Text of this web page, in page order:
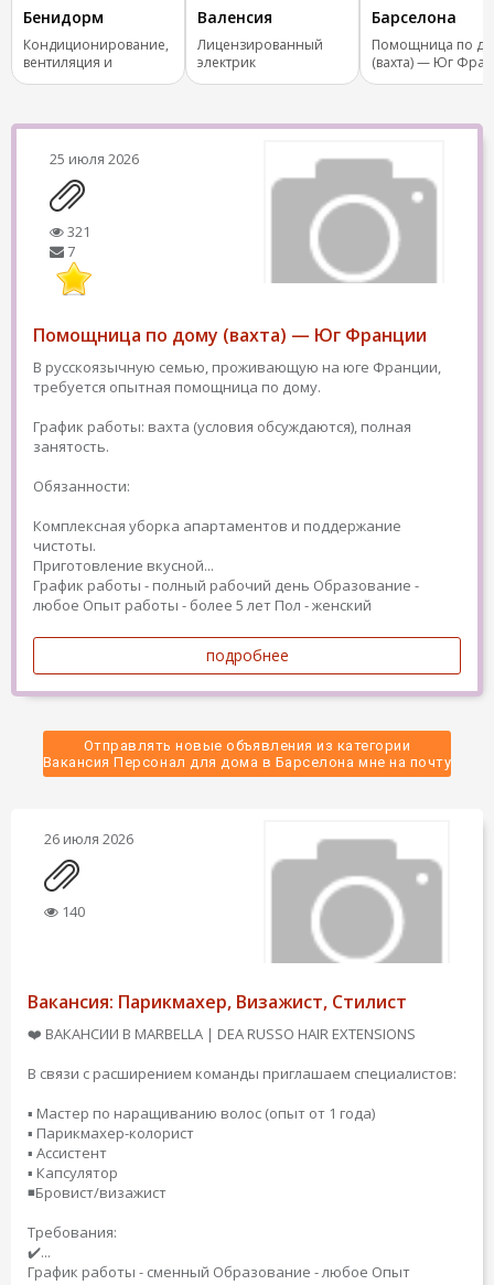
Бенидорм
Кондиционирование,
вентиляция и
отопление.
Валенсия
Лицензированный
электрик
Барселона
Помощница по
(вахта) — Юг
25 июля 2026
321
7
Помощница по дому (вахта) — Юг Франции
В русскоязычную семью, проживающую на юге Франции,
требуется опытная помощница по дому.
График работы: вахта (условия обсуждаются), полная
занятость.
Обязанности:
Комплексная уборка апартаментов и поддержание
чистоты.
Приготовление вкусной...
График работы - полный рабочий день Образование -
любое Опыт работы - более 5 лет Пол - женский
подробнее
Отправлять новые объявления из категории
Вакансия Персонал для дома в Барселона мне на почту
26 июля 2026
140
Вакансия: Парикмахер, Визажист, Стилист
❤️ ВАКАНСИИ В MARBELLA | DEA RUSSO HAIR EXTENSIONS
В связи с расширением команды приглашаем специалистов:
▪️ Мастер по наращиванию волос (опыт от 1 года)
▪️ Парикмахер-колорист
▪️ Ассистент
▪️ Капсулятор
◾️Бровист/визажист
Требования:
✔️...
График работы - сменный Образование - любое Опыт